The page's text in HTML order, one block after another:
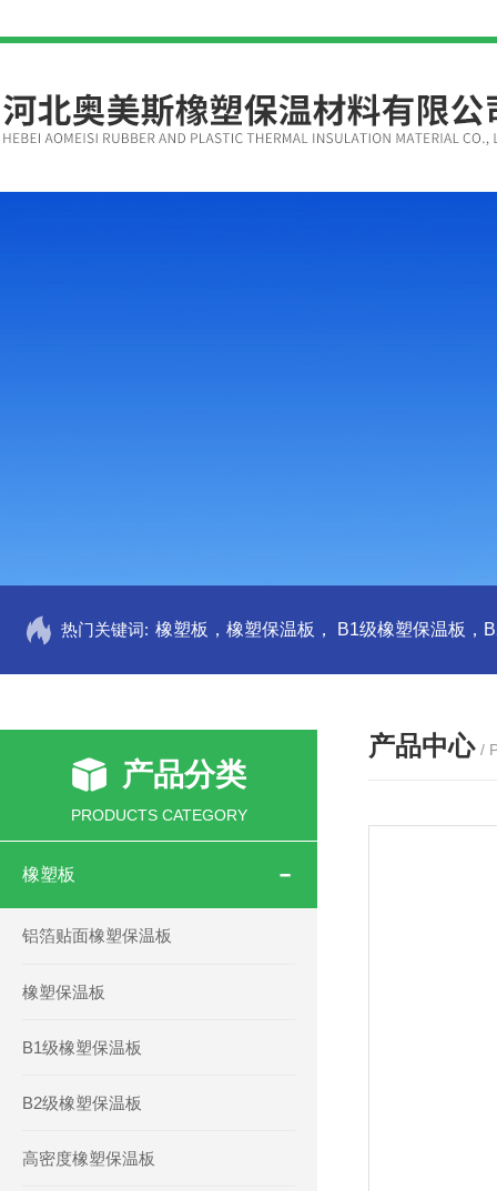
热门关键词:
产品分类
PRODUCTS CATEGORY
橡塑板
铝箔贴面橡塑保温板
橡塑保温板
B1级橡塑保温板
B2级橡塑保温板
高密度橡塑保温板
产品中心 /